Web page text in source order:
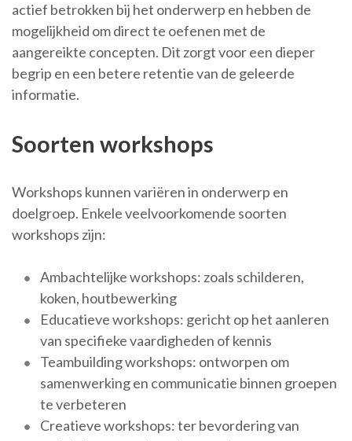
actief betrokken bij het onderwerp en hebben de
mogelijkheid om direct te oefenen met de
aangereikte concepten. Dit zorgt voor een dieper
begrip en een betere retentie van de geleerde
informatie.
Soorten workshops
Workshops kunnen variëren in onderwerp en
doelgroep. Enkele veelvoorkomende soorten
workshops zijn:
Ambachtelijke workshops: zoals schilderen,
koken, houtbewerking
Educatieve workshops: gericht op het aanleren
van specifieke vaardigheden of kennis
Teambuilding workshops: ontworpen om
samenwerking en communicatie binnen groepen
te verbeteren
Creatieve workshops: ter bevordering van